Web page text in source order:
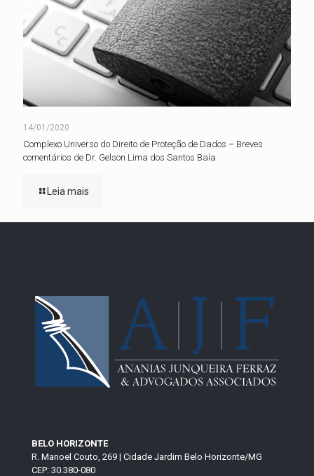
14/01/2020
Complexo Universo do Direito de Proteção de Dados – Breves
comentários de Dr. Gelson Lima dos Santos Baía
Leia mais
BELO HORIZONTE
R. Manoel Couto, 269 | Cidade Jardim Belo Horizonte/MG
CEP: 30.380-080